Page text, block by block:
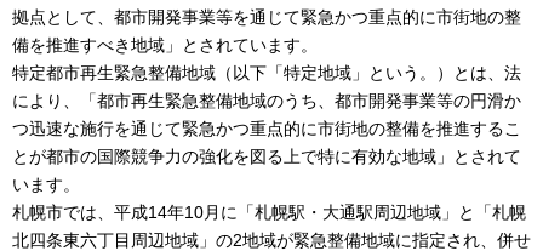
拠点として、都市開発事業等を通じて緊急かつ重点的に市街地の整
備を推進すべき地域」とされています。
特定都市再生緊急整備地域（以下「特定地域」という。）とは、法
により、「都市再生緊急整備地域のうち、都市開発事業等の円滑か
つ迅速な施行を通じて緊急かつ重点的に市街地の整備を推進するこ
とが都市の国際競争力の強化を図る上で特に有効な地域」とされて
います。
札幌市では、平成14年10月に「札幌駅・大通駅周辺地域」と「札幌
北四条東六丁目周辺地域」の2地域が緊急整備地域に指定され、併せ